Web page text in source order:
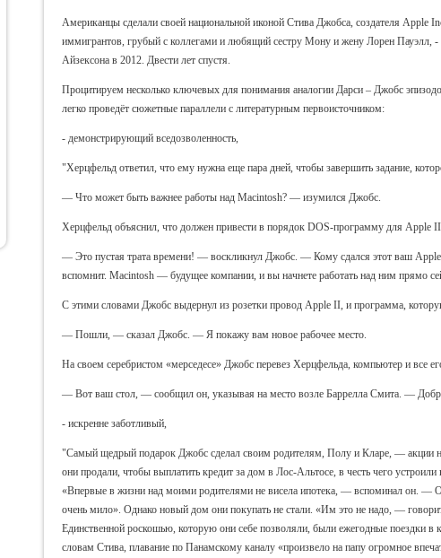
Американцы сделали своей национальной иконой Стива Джобса, создателя
иммигрантов, грубый с коллегами и любящий сестру Мону и жену Лорен Пауэлл,
Айзексона в 2012. Двести лет спустя.
Процитируем несколько ключевых для понимания аналогии Дарси – Джобс
легко проведёт сюжетные параллели с литературным первоисточником:
- демонстрирующий вседозволенность,
"Херцфельд ответил, что ему нужна еще пара дней, чтобы завершить задание,
— Что может быть важнее работы над Macintosh? — изумился Джобс.
Херцфельд объяснил, что должен привести в порядок DOS-программу для Apple
— Это пустая трата времени! — воскликнул Джобс. — Кому сдался этот ваш Apple
вспомнит. Macintosh — будущее компании, и вы начнете работать над ним прямо
С этими словами Джобс выдернул из розетки провод Apple II, и программа,
— Пошли, — сказал Джобс. — Я покажу вам новое рабочее место.
На своем серебристом «мерседесе» Джобс перевез Херцфельда, компьютер и все
— Вот ваш стол, — сообщил он, указывая на место возле Баррелла Смита. —
- искренне заботливый,
"Самый щедрый подарок Джобс сделал своим родителям, Полу и Кларе, — акции
они продали, чтобы выплатить кредит за дом в Лос-Альтосе, в честь чего устроили
«Впервые в жизни над моими родителями не висела ипотека, — вспоминал он. —
очень мило». Однако новый дом они покупать не стали. «Им это не надо, —
Единственной роскошью, которую они себе позволяли, были ежегодные поездки в
словам Стива, плавание по Панамскому каналу «произвело на папу огромное